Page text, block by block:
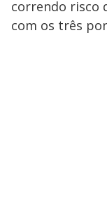
correndo risco
com os três